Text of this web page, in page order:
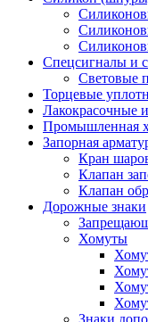
Спецсигналы и
Световые
Торцевые
Лакокрасочные
Промышленная
Запорная
Кран
Клапан
Клапан
Дорожные знаки
Хомуты
Знаки